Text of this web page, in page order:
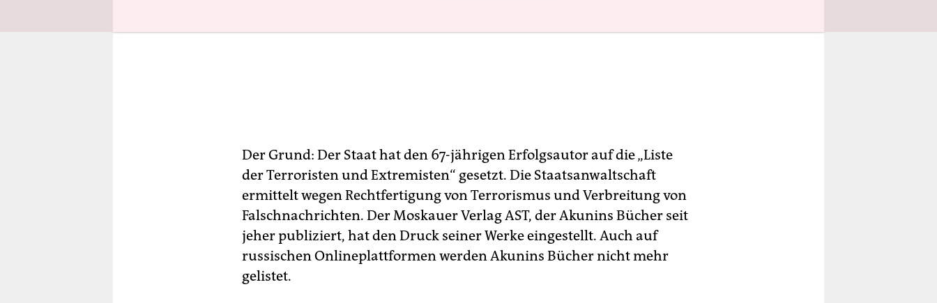
Der Grund: Der Staat hat den 67-jährigen Erfolgsautor auf die „Liste
der Terroristen und Extremisten“ gesetzt. Die Staatsanwaltschaft
ermittelt wegen Rechtfertigung von Terrorismus und Verbreitung von
Falschnachrichten. Der Moskauer Verlag AST, der Akunins Bücher seit
jeher publiziert, hat den Druck seiner Werke eingestellt. Auch auf
russischen Onlineplattformen werden Akunins Bücher nicht mehr
gelistet.